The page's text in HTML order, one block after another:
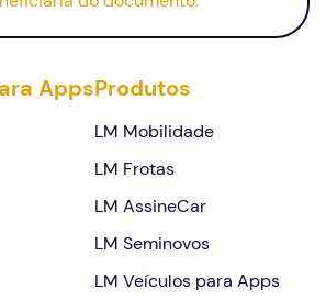
AppsProdutos
LM Mobilidade
LM Frotas
LM AssineCar
LM Veículos para Apps
LM Seminovos
Continuar